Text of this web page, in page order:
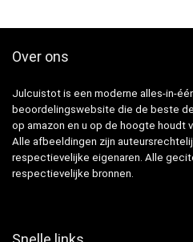
Over ons
Julcuistot is een moderne alles-in-
beoordelingswebsite die de beste
op amazon en u op de hoogte houdt
Alle afbeeldingen zijn
respectievelijke eigenaren. Alle
respectievelijke bronnen.